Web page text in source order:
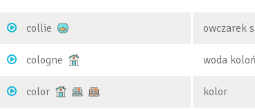
collie owczarek
cologne woda
color kolor